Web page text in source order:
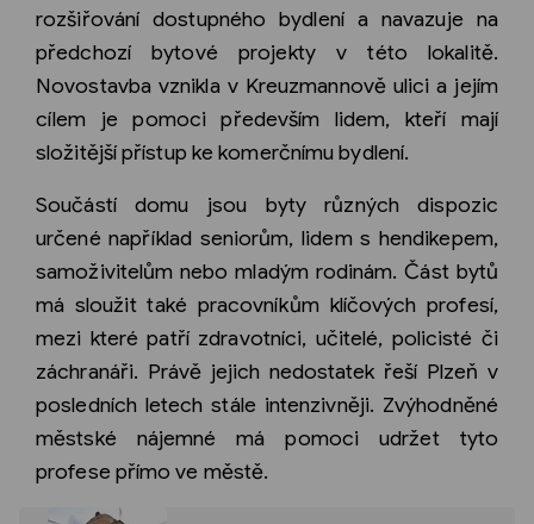
rozšiřování dostupného bydlení a navazuje na
předchozí bytové projekty v této lokalitě.
Novostavba vznikla v Kreuzmannově ulici a jejím
cílem je pomoci především lidem, kteří mají
složitější přístup ke komerčnímu bydlení.
Součástí domu jsou byty různých dispozic
určené například seniorům, lidem s hendikepem,
samoživitelům nebo mladým rodinám. Část bytů
má sloužit také pracovníkům klíčových profesí,
mezi které patří zdravotníci, učitelé, policisté či
záchranáři. Právě jejich nedostatek řeší Plzeň v
posledních letech stále intenzivněji. Zvýhodněné
městské nájemné má pomoci udržet tyto
profese přímo ve městě.